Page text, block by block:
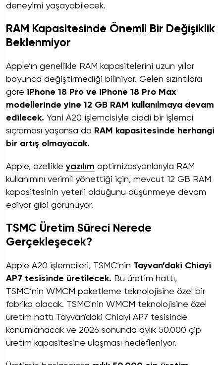
deneyimi yaşayabilecek.
RAM Kapasitesinde Önemli Bir Değişiklik
Beklenmiyor
Apple’ın genellikle RAM kapasitelerini uzun yıllar
boyunca değiştirmediği biliniyor. Gelen sızıntılara
göre iPhone 18 Pro ve iPhone 18 Pro Max
modellerinde yine 12 GB RAM kullanılmaya devam
edilecek. Yani A20 işlemcisiyle ciddi bir işlemci
sıçraması yaşansa da RAM kapasitesinde herhangi
bir artış olmayacak.
Apple, özellikleyazılım optimizasyonlarıyla RAM
kullanımını verimli yönettiği için, mevcut 12 GB RAM
kapasitesinin yeterli olduğunu düşünmeye devam
ediyor gibi görünüyor.
TSMC Üretim Süreci Nerede
Gerçekleşecek?
Apple A20 işlemcileri, TSMC’nin Tayvan’daki Chiayi
AP7 tesisinde üretilecek. Bu üretim hattı,
TSMC’nin WMCM paketleme teknolojisine özel bir
fabrika olacak. TSMC'nin WMCM teknolojisine özel
üretim hattı Tayvan'daki Chiayi AP7 tesisinde
konumlanacak ve 2026 sonunda aylık 50.000 çip
üretim kapasitesine ulaşması hedefleniyor.